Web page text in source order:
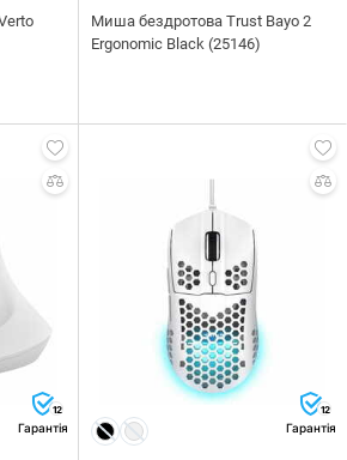
Миша бездротова Trust Bayo 2
Ergonomic Black (25146)
12
Гарантія
12
Гарантія